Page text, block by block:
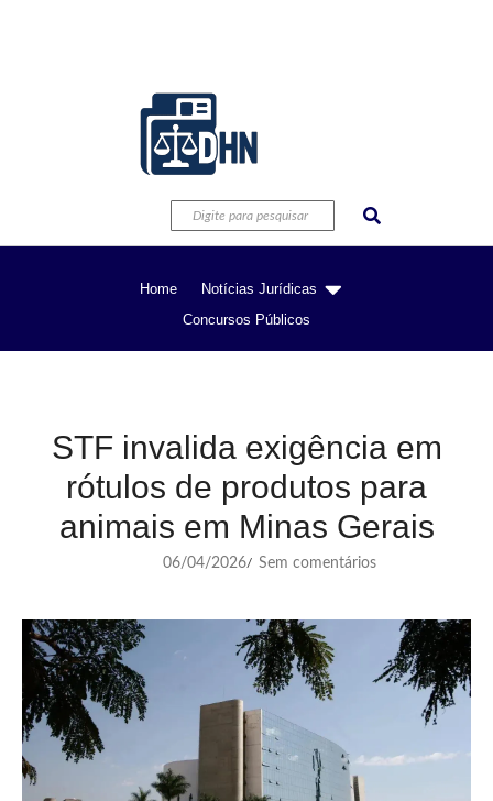
Home
Notícias Jurídicas
Concursos Públicos
STF invalida exigência em
rótulos de produtos para
animais em Minas Gerais
06/04/2026/ Sem comentários